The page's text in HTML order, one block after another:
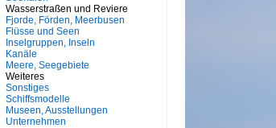
Wasserstraßen und Reviere
Fjorde, Förden, Meerbusen
Flüsse und Seen
Inselgruppen, Inseln
Kanäle
Meere, Seegebiete
Weiteres
Sonstiges
Schiffsmodelle
Museen, Ausstellungen
Unternehmen